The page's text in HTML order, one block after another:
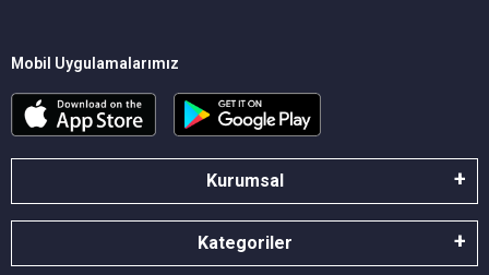
Mobil Uygulamalarımız
Kurumsal
Kategoriler